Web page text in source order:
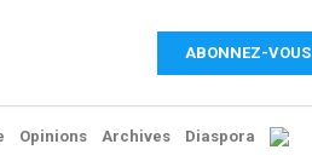
ABONNEZ-VOUS
Opinions Archives Diaspora